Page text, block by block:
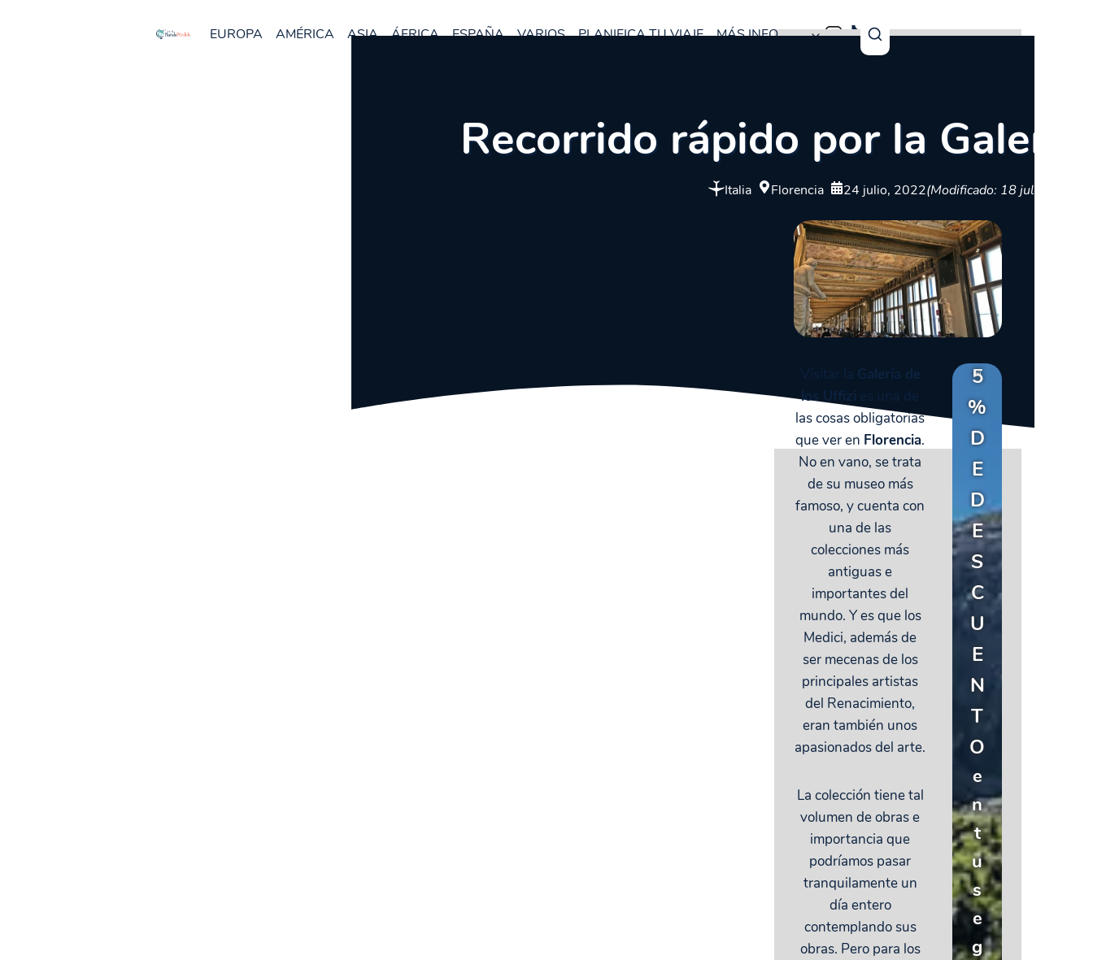
EUROPA AMÉRICA ASIA ÁFRICA ESPAÑA VARIOS PLANIFICA TU VIAJE MÁS INFO
Recorrido rápido por la
Italia Florencia 24 julio, 2022(Modificado: 18 julio, 2025)
Visitar la Galería de
los Uffizi es una de
las cosas obligatorias
que ver en Florencia.
No en vano, se trata
de su museo más
famoso, y cuenta con
una de las
colecciones más
antiguas e
importantes del
mundo. Y es que los
Medici, además de
ser mecenas de los
principales artistas
del Renacimiento,
eran también unos
apasionados del arte.
La colección tiene tal
volumen de obras e
importancia que
podríamos pasar
tranquilamente un
día entero
contemplando sus
obras. Pero para los
5
%
D
E
D
E
S
C
U
E
N
T
O
e
n
t
u
s
e
g